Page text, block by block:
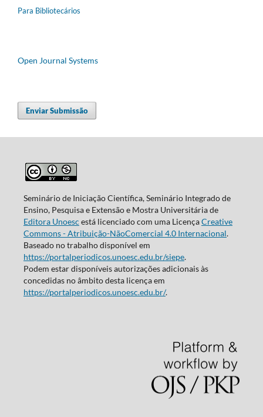
Para Bibliotecários
Open Journal Systems
Enviar Submissão
Seminário de Iniciação Científica, Seminário Integrado de
Ensino, Pesquisa e Extensão e Mostra Universitária de
Editora Unoesc está licenciado com uma LicençaCreative
Commons - Atribuição-NãoComercial 4.0 Internacional.
Baseado no trabalho disponível em
https://portalperiodicos.unoesc.edu.br/siepe.
Podem estar disponíveis autorizações adicionais às
concedidas no âmbito desta licença em
https://portalperiodicos.unoesc.edu.br/.